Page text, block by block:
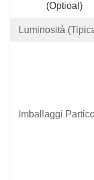
(optioal)
Luminosità
Imballaggi